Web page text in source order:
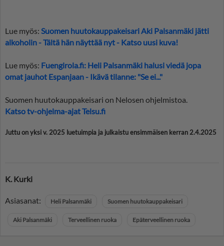
Lue myös: Suomen huutokauppakeisari Aki Palsanmäki jätti
alkoholin - Tältä hän näyttää nyt - Katso uusi kuva!
Lue myös: Fuengirola.fi: Heli Palsanmäki halusi viedä jopa
omat jauhot Espanjaan - Ikävä tilanne: "Se ei..."
Suomen huutokauppakeisari on Nelosen ohjelmistoa.
Katso tv-ohjelma-ajat Telsu.fi
Juttu on yksi v. 2025 luetuimpia ja julkaistu ensimmäisen kerran 2.4.2025
K. Kurki
Asiasanat: Heli Palsanmäki Suomen huutokauppakeisari
Aki Palsanmäki Terveellinen ruoka Epäterveellinen ruoka